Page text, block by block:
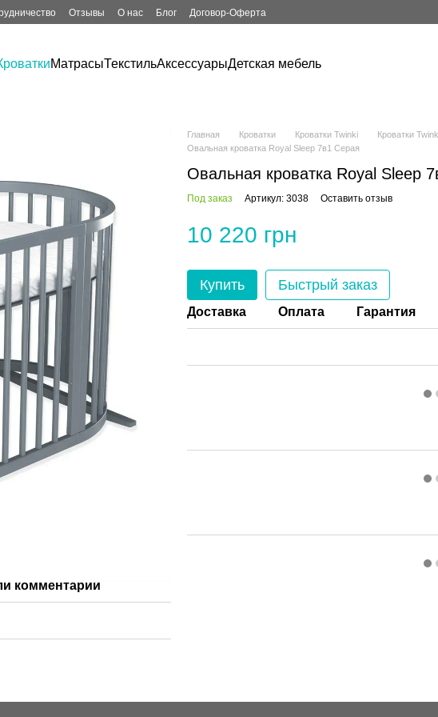
Отзывы О нас Блог Договор-Оферта
МатрасыТекстильАксессуарыДетская мебель
комментарий
Главная Кроватки Кроватки Twinki Кроватки
Овальная кроватка Royal Sleep 7в1 Серая
Овальная кроватка Royal Sleep
Под заказ Артикул: 3038 Оставить отзыв
10 220 грн
Купить Быстрый заказ
Доставка Оплата Гарантия